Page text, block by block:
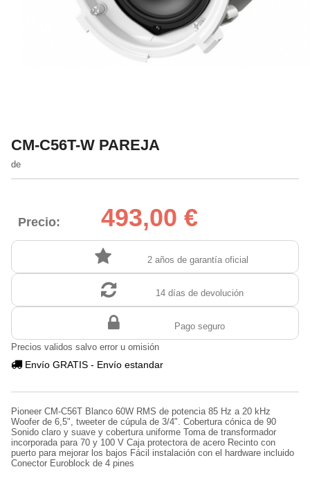
CM-C56T-W PAREJA
de
Precio: 493,00 €
2 años de garantía oficial
14 días de devolución
Pago seguro
Precios validos salvo error u omisión
Envío GRATIS - Envío estandar
Pioneer CM-C56T Blanco 60W RMS de potencia 85 Hz a 20 kHz
Woofer de 6,5", tweeter de cúpula de 3/4". Cobertura cónica de 90
Sonido claro y suave y cobertura uniforme Toma de transformador
incorporada para 70 y 100 V Caja protectora de acero Recinto con
puerto para mejorar los bajos Fácil instalación con el hardware incluido
Conector Euroblock de 4 pines